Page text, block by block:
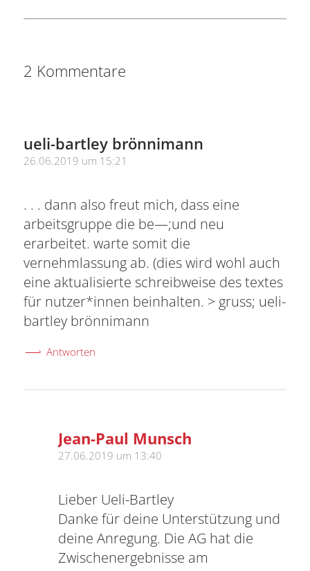
2 Kommentare
ueli-bartley brönnimann
sagte:
26.06.2019 um 15:21
. . . dann also freut mich, dass eine
arbeitsgruppe die be—;und neu
erarbeitet. warte somit die
vernehmlassung ab. (dies wird wohl auch
eine aktualisierte schreibweise des textes
für nutzer*innen beinhalten. > gruss; ueli-
bartley brönnimann
Antworten
Jean-Paul Munsch
sagte:
27.06.2019 um 13:40
Lieber Ueli-Bartley
Danke für deine Unterstützung und
deine Anregung. Die AG hat die
Zwischenergebnisse am